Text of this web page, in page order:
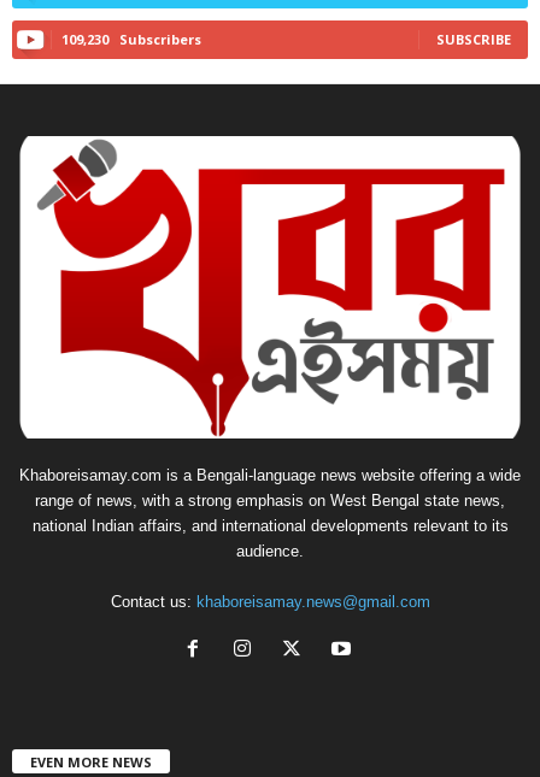
109,230 Subscribers SUBSCRIBE
Khaboreisamay.com is a Bengali-language news website offering a wide
range of news, with a strong emphasis on West Bengal state news,
national Indian affairs, and international developments relevant to its
audience.
Contact us: khaboreisamay.news@gmail.com
EVEN MORE NEWS